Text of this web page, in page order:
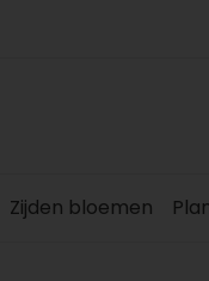
Zijden bloemen